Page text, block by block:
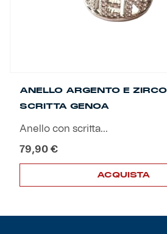
Gift Card Online Store
ANELLO ARGENTO E
SCRITTA GENOA
Anello con scritta...
79,90 €
ACQUISTA